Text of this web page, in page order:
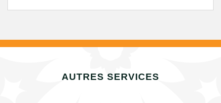
AUTRES SERVICES